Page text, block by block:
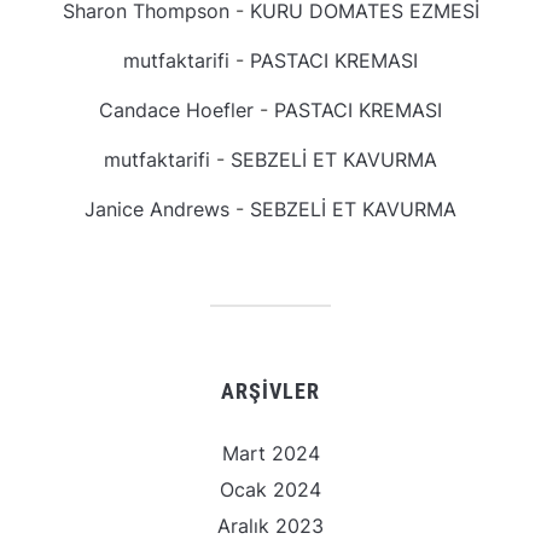
Sharon Thompson- KURU DOMATES EZMESİ
mutfaktarifi - PASTACI KREMASI
Candace Hoefler - PASTACI KREMASI
mutfaktarifi - SEBZELİ ET KAVURMA
Janice Andrews - SEBZELİ ET KAVURMA
ARŞIVLER
Mart 2024
Ocak 2024
Aralık 2023